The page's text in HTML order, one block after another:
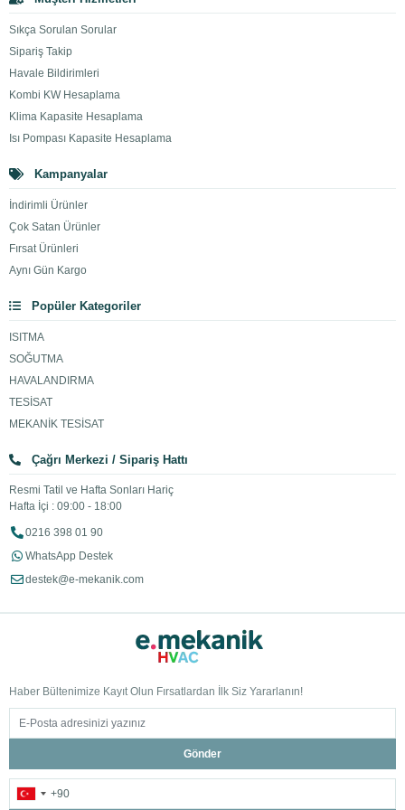
Sıkça Sorulan Sorular
Sipariş Takip
Havale Bildirimleri
Kombi KW Hesaplama
Klima Kapasite Hesaplama
Isı Pompası Kapasite Hesaplama
Kampanyalar
İndirimli Ürünler
Çok Satan Ürünler
Fırsat Ürünleri
Aynı Gün Kargo
Popüler Kategoriler
ISITMA
SOĞUTMA
HAVALANDIRMA
TESİSAT
MEKANİK TESİSAT
Çağrı Merkezi / Sipariş Hattı
Resmi Tatil ve Hafta Sonları Hariç
Hafta İçi : 09:00 - 18:00
0216 398 01 90
WhatsApp Destek
destek@e-mekanik.com
Haber Bültenimize Kayıt Olun Fırsatlardan İlk Siz Yararlanın!
Gönder